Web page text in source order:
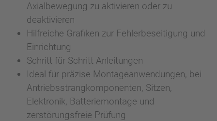
Axialbewegung zu aktivieren oder zu
deaktivieren
Hilfreiche Grafiken zur Fehlerbeseitigung und
Einrichtung
Schritt-für-Schritt-Anleitungen
Ideal für präzise Montageanwendungen, bei
Antriebsstrangkomponenten, Sitzen,
Elektronik, Batteriemontage und
zerstörungsfreie Prüfung